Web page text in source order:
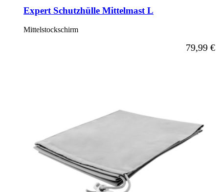
Expert Schutzhülle Mittelmast L
Mittelstockschirm
79,99 €